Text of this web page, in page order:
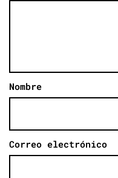
Nombre
Correo electrónico